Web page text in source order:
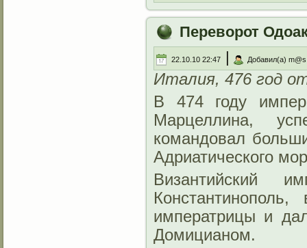
Переворот
22.10.10 22:47 | Добавил(а) m@s
Италия, 476 год
В 474 году
Марцеллина,
командовал
Адриатического
Византийский
императрицы и
Домицианом.